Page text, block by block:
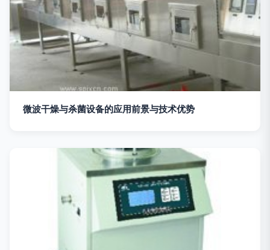
微波干燥与杀菌设备的应用前景与技术优势